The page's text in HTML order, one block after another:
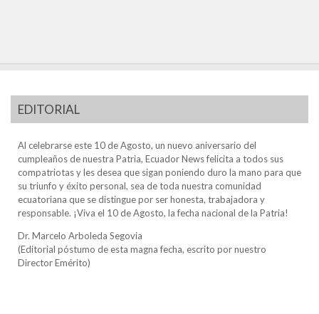
EDITORIAL
Al celebrarse este 10 de Agosto, un nuevo aniversario del
cumpleaños de nuestra Patria, Ecuador News felicita a todos sus
compatriotas y les desea que sigan poniendo duro la mano para que
su triunfo y éxito personal, sea de toda nuestra comunidad
ecuatoriana que se distingue por ser honesta, trabajadora y
responsable. ¡Viva el 10 de Agosto, la fecha nacional de la Patria!
Dr. Marcelo Arboleda Segovia
(Editorial póstumo de esta magna fecha, escrito por nuestro
Director Emérito)